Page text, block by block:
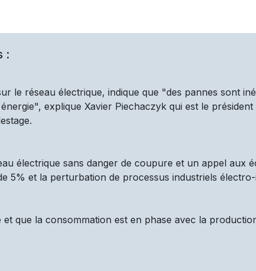
:
le réseau électrique, indique que "des pannes sont
explique Xavier Piechaczyk qui est le
électrique sans danger de coupure et un appel aux
5% et la perturbation de processus industriels
que la consommation est en phase avec la